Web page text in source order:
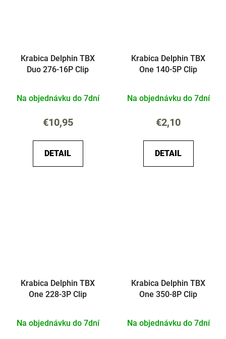
Krabica Delphin TBX
Duo 276-16P Clip
Na objednávku do 7dní
€10,95
DETAIL
Krabica Delphin TBX
One 140-5P Clip
Na objednávku do 7dní
€2,10
DETAIL
Krabica Delphin TBX
One 228-3P Clip
Na objednávku do 7dní
Krabica Delphin TBX
One 350-8P Clip
Na objednávku do 7dní